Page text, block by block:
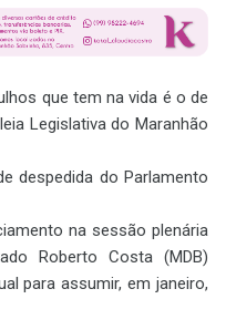
que tem na vida é o de
Legislativa do Maranhão
despedida do Parlamento
na sessão plenária
Roberto Costa (MDB)
para assumir, em janeiro,